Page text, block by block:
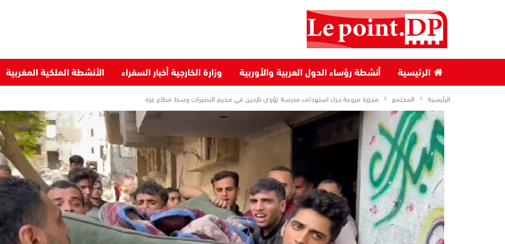
الرئيسية أنشطة رؤساء الدول العربية والأوربية وزارة الخارجية أخبار السفراء الأنشطة الملكية المغربية
الرئيسية المجتمع مجزرة مروعة جراء استهداف مدرسة تؤوي نازحين في مخيم النصيرات وسط قطاع غزة